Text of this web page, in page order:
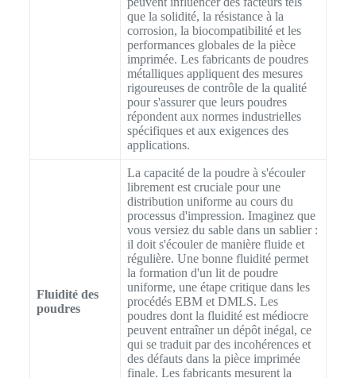
que la solidité, la résistance à la
corrosion, la biocompatibilité et les
performances globales de la pièce
imprimée. Les fabricants de poudres
métalliques appliquent des mesures
rigoureuses de contrôle de la qualité
pour s'assurer que leurs poudres
répondent aux normes industrielles
spécifiques et aux exigences des
applications.
Fluidité des
poudres
La capacité de la poudre à s'écouler
librement est cruciale pour une
distribution uniforme au cours du
processus d'impression. Imaginez que
vous versiez du sable dans un sablier :
il doit s'écouler de manière fluide et
régulière. Une bonne fluidité permet
la formation d'un lit de poudre
uniforme, une étape critique dans les
procédés EBM et DMLS. Les
poudres dont la fluidité est médiocre
peuvent entraîner un dépôt inégal, ce
qui se traduit par des incohérences et
des défauts dans la pièce imprimée
finale. Les fabricants mesurent la